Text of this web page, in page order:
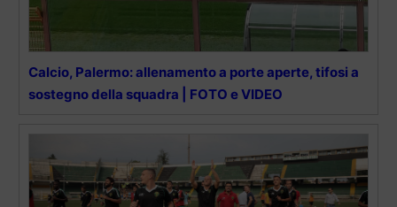
Calcio, Palermo: allenamento a porte aperte, tifosi a
sostegno della squadra | FOTO e VIDEO